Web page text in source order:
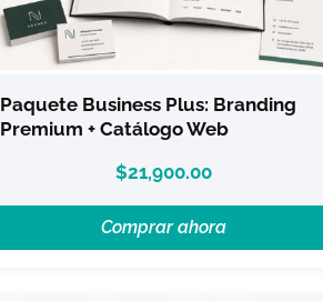
Paquete Business Plus: Branding
Premium + Catálogo Web
$21,900.00
Comprar ahora